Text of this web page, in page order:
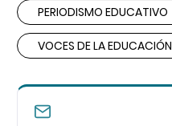
PERIODISMO EDUCATIVO
VOCES DE LA EDUCACIÓN